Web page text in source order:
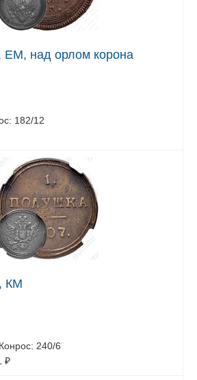
ЕМ, над орлом корона
182/12
КМ
240/6
₽